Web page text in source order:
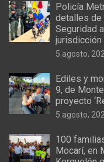
Policía
detalles de
Seguridad
jurisdicción
5 agosto,
Ediles y
9, de
proyecto
5 agosto,
100
Mocarí, en